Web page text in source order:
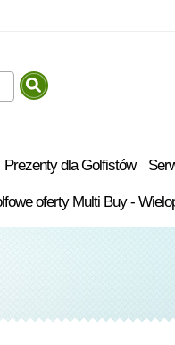
Prezenty dla Golfistów
oferty Multi Buy -